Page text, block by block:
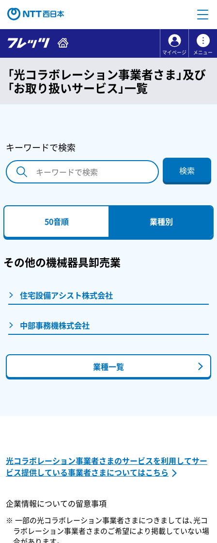
コンテンツのリンクナビゲーションへ移動
マイページ メニュー
「光コラボレーション事業者さま」及び
「お取り扱いサービス」一覧
キーワードで検索
検索
50音順 業種別
その他の機械器具卸売業
住宅設備アシスト株式会社
中部事務機株式会社
業種一覧
光コラボレーション事業者さまのサービスを利用してサー
ビス提供している事業者さまについてはこちら
企業情報についての留意事項
一部の光コラボレーション事業者さまにつきましては、光コ
ラボレーション事業者さまのご希望により掲載していない場